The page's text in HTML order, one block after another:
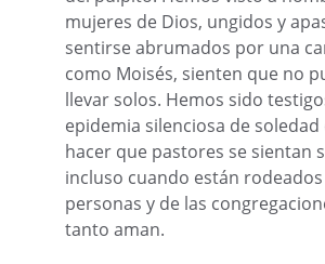
mujeres de Dios, ungidos y
sentirse abrumados por una
como Moisés, sienten que no
llevar solos. Hemos sido
epidemia silenciosa de
hacer que pastores se sientan
incluso cuando están
personas y de las
tanto aman.